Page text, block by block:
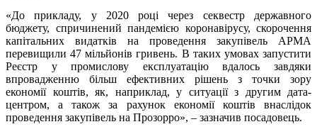
«До прикладу, у 2020 році через секвестр державного
бюджету, спричинений пандемією коронавірусу, скорочення
капітальних видатків на проведення закупівель АРМА
перевищили 47 мільйонів гривень. В таких умовах запустити
Реєстр у промислову експлуатацію вдалось завдяки
впровадженню більш ефективних рішень з точки зору
економії коштів, як, наприклад, у ситуації з другим дата-
центром, а також за рахунок економії коштів внаслідок
проведення закупівель на Прозорро», – зазначив посадовець.